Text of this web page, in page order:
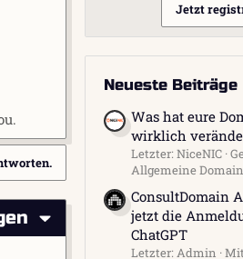
Jetzt
Neueste Beiträge
Was hat eure
wirklich
Letzter: NiceNIC
Allgemeine
ConsultDomain
jetzt die
ChatGPT
Letzter: Admin